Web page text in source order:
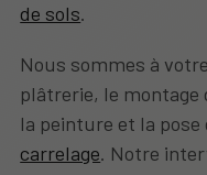
de sols.
Nous sommes à
plâtrerie, le montage
la peinture et la
carrelage. Notre